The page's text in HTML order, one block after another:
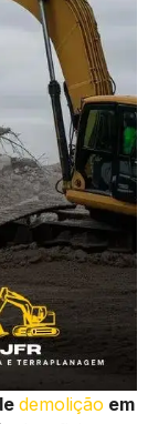
demolição em